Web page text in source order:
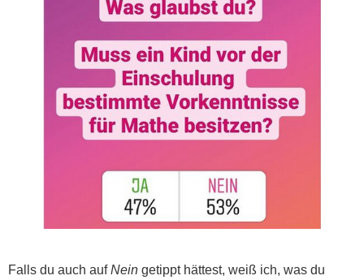
Falls du auch aufNein getippt hättest, weiß ich, was du